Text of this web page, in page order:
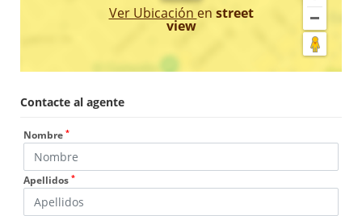
Ver Ubicación en street
view
Contacte al agente
Nombre *
Apellidos *